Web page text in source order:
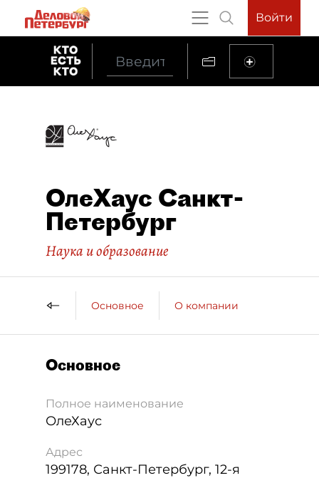
Войти
ОлеХаус Санкт-
Петербург
Наука и образование
Основное О компании
Основное
Полное наименование
ОлеХаус
Адрес
199178, Санкт-Петербург, 12-я